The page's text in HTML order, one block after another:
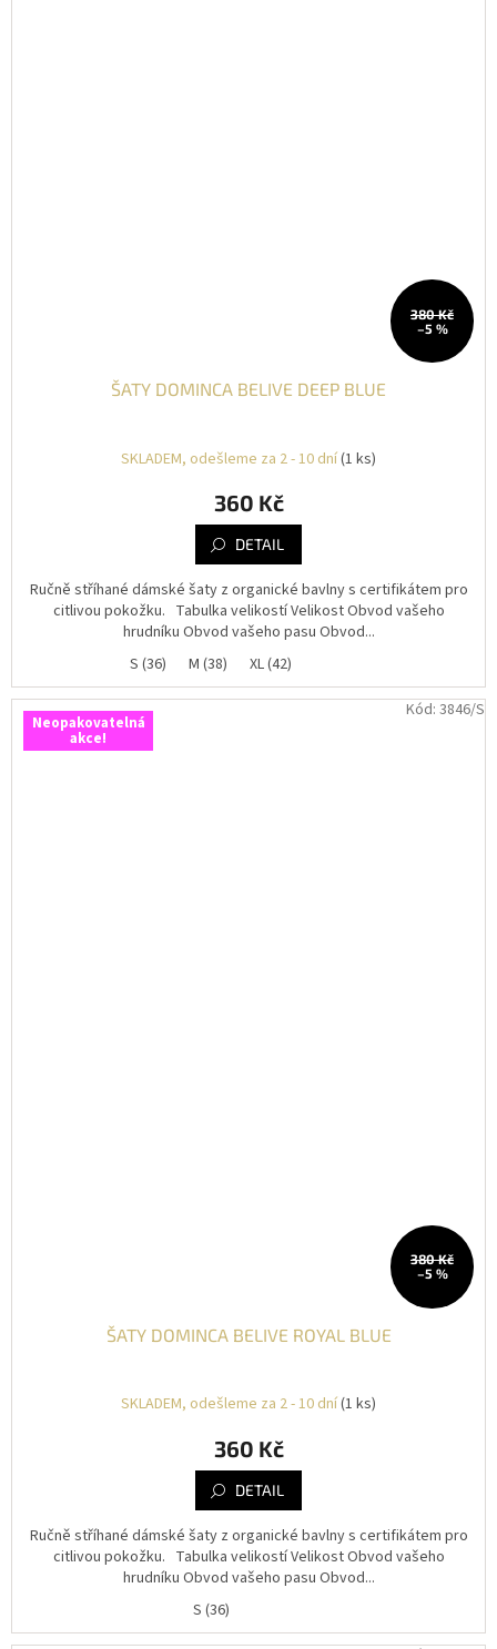
380 Kč
–5 %
ŠATY DOMINCA BELIVE DEEP BLUE
SKLADEM, odešleme za 2 - 10 dní(1 ks)
360 Kč
DETAIL
Ručně stříhané dámské šaty z organické bavlny s certifikátem pro
citlivou pokožku. Tabulka velikostí Velikost Obvod vašeho
hrudníku Obvod vašeho pasu Obvod...
S (36)
M (38) XL (42)
Neopakovatelná
akce!
380 Kč
–5 %
ŠATY DOMINCA BELIVE ROYAL BLUE
SKLADEM, odešleme za 2 - 10 dní(1 ks)
360 Kč
DETAIL
Ručně stříhané dámské šaty z organické bavlny s certifikátem pro
citlivou pokožku. Tabulka velikostí Velikost Obvod vašeho
hrudníku Obvod vašeho pasu Obvod...
S (36)
Kód: 3846/S